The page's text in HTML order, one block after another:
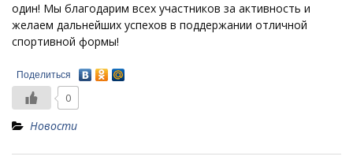
один! Мы благодарим всех участников за активность и
желаем дальнейших успехов в поддержании отличной
спортивной формы!
Поделиться
0
Новости